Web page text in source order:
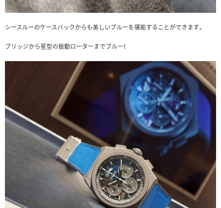
シースルーのケースバックからも美しいブルーを堪能することができます。
ブリッジから星型の振動ローターまでブルー！